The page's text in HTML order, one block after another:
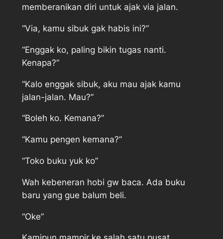
memberanikan diri untuk ajak via jalan.
“Via, kamu sibuk gak habis ini?”
“Enggak ko, paling bikin tugas nanti.
Kenapa?”
“Kalo enggak sibuk, aku mau ajak kamu
jalan-jalan. Mau?”
“Boleh ko. Kemana?”
“Kamu pengen kemana?”
“Toko buku yuk ko”
Wah kebeneran hobi gw baca. Ada buku
baru yang gue balum beli.
“Oke”